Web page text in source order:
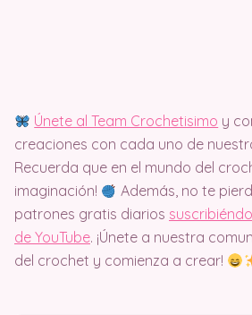
Únete al Team Crochetisimo y
creaciones con cada uno de
Recuerda que en el mundo del
imaginación!
Además, no te
patrones gratis diarios
de YouTube. ¡Únete a nuestra
del crochet y comienza a crear!